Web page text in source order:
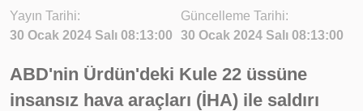
Yayın Tarihi:
30 Ocak 2024 Salı 08:13:00
Güncelleme Tarihi:
30 Ocak 2024 Salı 08:13:00
ABD'nin Ürdün'deki Kule 22 üssüne
insansız hava araçları (İHA) ile saldırı